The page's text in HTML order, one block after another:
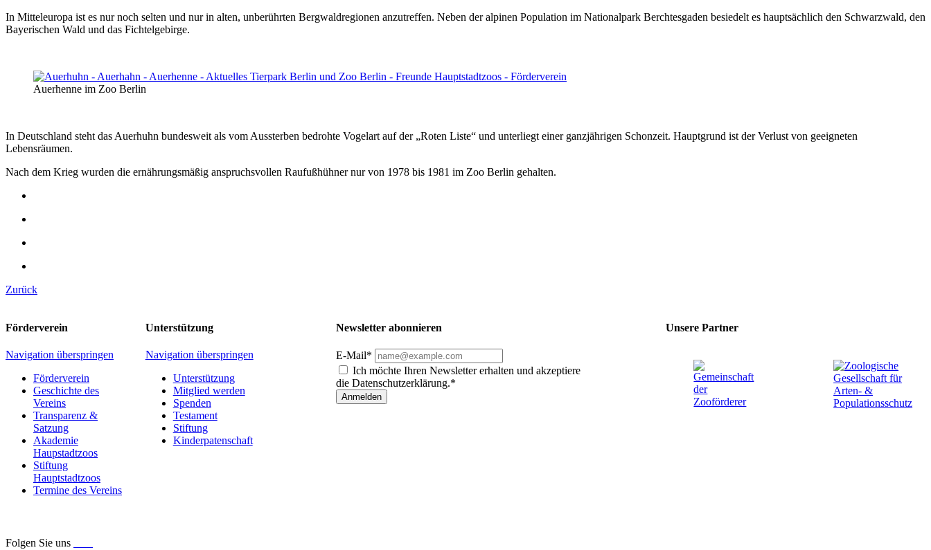
In Mitteleuropa ist es nur noch selten und nur in alten, unberührten Bergwaldregionen anzutreffen. Neben der alpinen Population im Nationalpark Berchtesgaden besiedelt es hauptsächlich den Schwarzwald, den
Bayerischen Wald und das Fichtelgebirge.
Auerhenne im Zoo Berlin
In Deutschland steht das Auerhuhn bundesweit als vom Aussterben bedrohte Vogelart auf der „Roten Liste“ und unterliegt einer ganzjährigen Schonzeit. Hauptgrund ist der Verlust von geeigneten
Lebensräumen.
Nach dem Krieg wurden die ernährungsmäßig anspruchsvollen Raufußhühner nur von 1978 bis 1981 im Zoo Berlin gehalten.
Zurück
Förderverein
Navigation überspringen
Förderverein
Geschichte des
Vereins
Transparenz &
Satzung
Akademie
Haupstadtzoos
Stiftung
Hauptstadtzoos
Termine des Vereins
Unterstützung
Navigation überspringen
Unterstützung
Mitglied werden
Spenden
Testament
Stiftung
Kinderpatenschaft
Newsletter abonnieren
E-Mail*
Ich möchte Ihren Newsletter erhalten und akzeptiere
die Datenschutzerklärung.*
Anmelden
Unsere Partner
Folgen Sie uns